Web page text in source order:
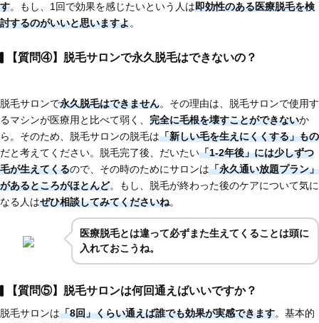
す。もし、1回で効果を感じたいという人は即効性のある医療脱毛を検
討するのがいいと思いますよ。
【質問④】脱毛サロンで永久脱毛はできないの？
脱毛サロンで永久脱毛はできません。その理由は、脱毛サロンで使用す
るマシンが医療用と比べて弱く、 完全に毛根を壊すことができないか
ら。そのため、脱毛サロンの脱毛は「新しい毛を生えにくくする」もの
だと考えてください。脱毛完了後、だいたい「1-2年後」には少しずつ
毛が生えてくるので、その時のためにサロンは「永久通い放題プラン」
があるところがほとんど。もし、脱毛が終わった後のケアについて気に
なる人はぜひ相談してみてくださいね。
医療脱毛とは違って必ずまた生えてくることは頭に
入れておこうね。
【質問⑤】脱毛サロンは何回通えばいいですか？
脱毛サロンは「8回」くらい通えば誰でも効果が実感できます。基本的